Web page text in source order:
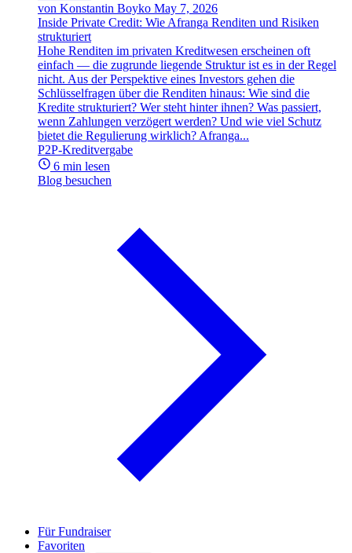
von Konstantin Boyko May 7, 2026
Inside Private Credit: Wie Afranga Renditen und Risiken
strukturiert
Hohe Renditen im privaten Kreditwesen erscheinen oft
einfach — die zugrunde liegende Struktur ist es in der Regel
nicht. Aus der Perspektive eines Investors gehen die
Schlüsselfragen über die Renditen hinaus: Wie sind die
Kredite strukturiert? Wer steht hinter ihnen? Was passiert,
wenn Zahlungen verzögert werden? Und wie viel Schutz
bietet die Regulierung wirklich? Afranga...
P2P-Kreditvergabe
6 min lesen
Blog besuchen
Für Fundraiser
Favoriten